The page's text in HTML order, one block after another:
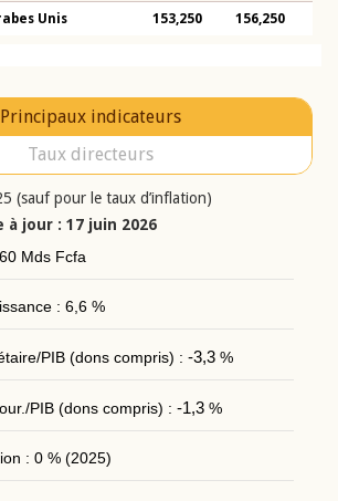
Unis 153,250 156,250
Principaux indicateurs
Taux directeurs
(sauf pour le taux d’inflation)
jour : 17 juin 2026
Mds Fcfa
: 6,6 %
PIB (dons compris) : -3,3%
PIB (dons compris) : -1,3%
: 0 % (2025)